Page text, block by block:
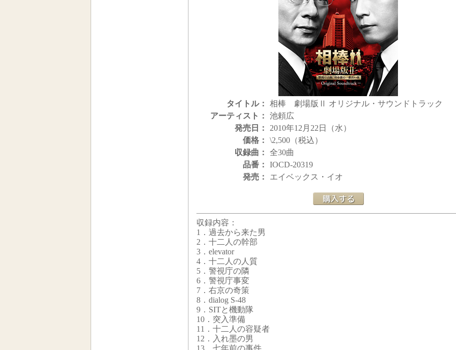
タイトル：
相棒 劇場版Ⅱ オリジナル・サウンドトラック
アーティスト：
池頼広
発売日：
2010年12月22日（水）
価格：
\2,500（税込）
収録曲：
全30曲
品番：
IOCD-20319
発売：
エイベックス・イオ
収録内容：
1．過去から来た男
2．十二人の幹部
3．elevator
4．十二人の人質
5．警視庁の隣
6．警視庁事変
7．右京の奇策
8．dialog S-48
9．SITと機動隊
10．突入準備
11．十二人の容疑者
12．入れ墨の男
13．七年前の事件